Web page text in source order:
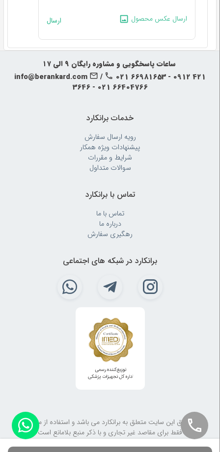
ارسال عکس محصول ارسال
‍‍ ساعات پاسخگویی و مشاوره رایگان ۹ الی ۱۷
info@berankard.com
/
021 66981653 - 0912 421
3646 - 021 66404766
خدمات برانکارد
رویه‌ ارسال سفارش
پیشنهادات ویژه همکار
شرایط و مقررات
سوالات متداول
تماس با برانکارد
تماس با ما
درباره ما
رهگیری سفارش
برانکارد در شبکه های اجتماعی
کلیه حقوق این سایت متعلق به برانکارد می باشد و استفاده از مطالب آن
فقط برای مقاصد غیر تجاری و با ذکر منبع بلامانع است